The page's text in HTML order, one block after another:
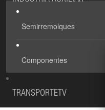
Semirremolques
Componentes
TRANSPORTETV